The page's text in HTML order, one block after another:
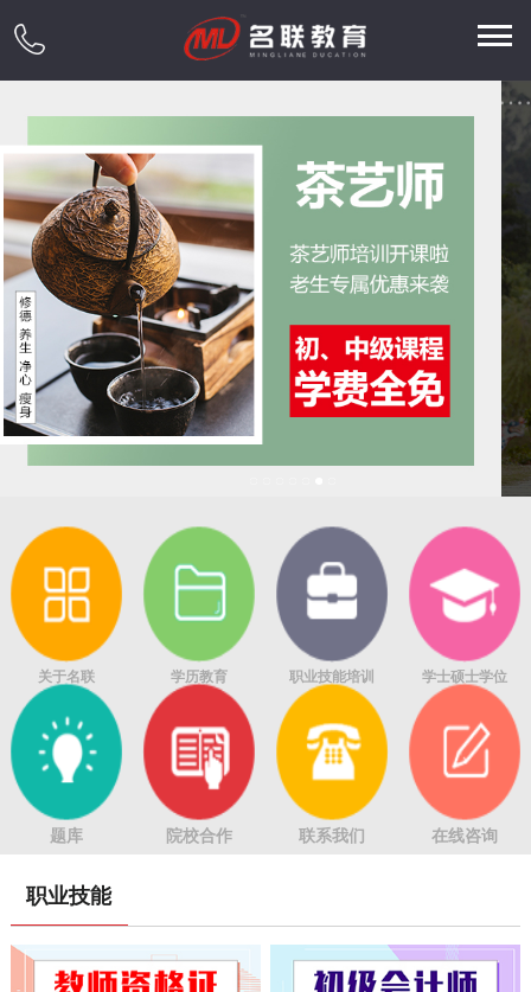
关于名联 学历教育 职业技能培训 学士硕士学位
题库 院校合作 联系我们 在线咨询
职业技能